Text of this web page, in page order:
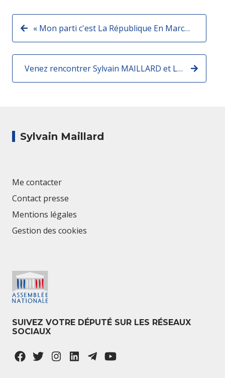
« Mon parti c'est La République En Marche ! » [vidéo]
Venez rencontrer Sylvain MAILLARD et Laura FLESSEL pour parler du handicap et du sport
Sylvain Maillard
Me contacter
Contact presse
Mentions légales
Gestion des cookies
SUIVEZ VOTRE DÉPUTÉ SUR LES RÉSEAUX
SOCIAUX